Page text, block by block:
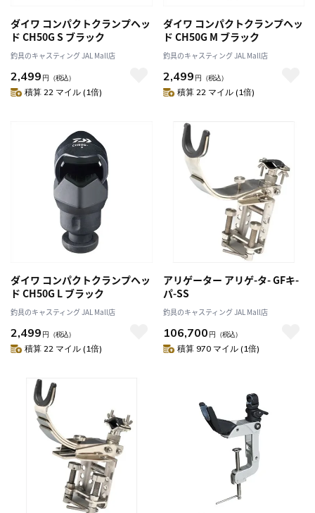
ダイワ コンパクトクランプヘッ
ド CH50G S ブラック
釣具のキャスティング JAL Mall店
2,499 円 （税込）
積算 22 マイル (1倍)
ダイワ コンパクトクランプヘッ
ド CH50G M ブラック
釣具のキャスティング JAL Mall店
2,499 円 （税込）
積算 22 マイル (1倍)
ダイワ コンパクトクランプヘッ
ド CH50G L ブラック
釣具のキャスティング JAL Mall店
2,499 円 （税込）
積算 22 マイル (1倍)
アリゲーター アリゲ-タ- GFキ-
パ-SS
釣具のキャスティング JAL Mall店
106,700 円 （税込）
積算 970 マイル (1倍)